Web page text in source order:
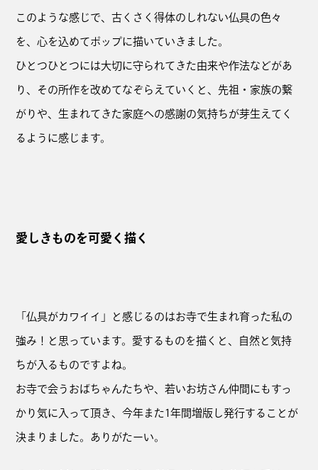
このような感じで、古くさく得体のしれない仏具の色々
を、心を込めてポップに描いていきました。
ひとつひとつには大切に守られてきた由来や作法などがあ
り、その所作を改めてなぞらえていくと、先祖・家族の繋
がりや、生まれてきた家庭への感謝の気持ちが芽生えてく
るように感じます。
愛しきものを可愛く描く
「仏具がカワイイ」と感じるのはお寺で生まれ育った私の
強み！と思っています。愛するものを描くと、自然と気持
ちが入るものですよね。
お寺で会うおばちゃんたちや、若いお坊さん仲間にもすっ
かり気に入って頂き、今年また1年間増版し発行することが
決まりました。ありがたーい。